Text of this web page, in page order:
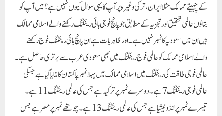
کے چہیتے ممالک مثلا ایران، ترکی وغیرہ پر آپ کا یہی سوال کیوں نہیں ہے؟ میں آپ کو
بتاؤں عالمی تحقیق اور تجزیہ کے مطابق جو پانچ فوجی ہائی رینکنگ رکھنے والے اسلامی ممالک
ہیں ان میں سعودیہ کا نمبر نہیں ہے۔ اور ظاہر بات ہے ان پانچ ہائی رینکنگ فوج رکھنے
والے اسلامی ممالک کو عالمی فوج رینکنگ میں بھی سعودی عرب سے برتری حاصل ہے۔
عالمی فوجی طاقت کی رینکنگ میں اسلامی ممالک میں پہلا نمبر پاکستان کا بتایا گیا ہے جسکی
عالمی فوجی رینکنگ 7 ہے۔ دوسرے نمبر پر ترکیہ ہے جس کی عالمی رینکنگ 11 ہے۔
تیسرے نمبر پر انڈونیشیا ہے جس کی عالمی رینکنگ 13 ہے۔ چوتھے نمبر پر مصر ہے جس